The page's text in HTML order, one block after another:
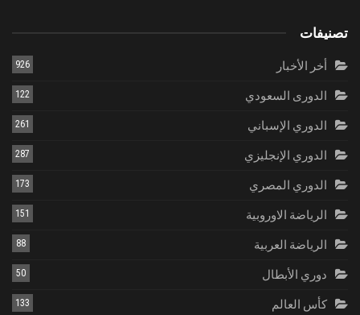
تصنيفات
أخر الأخبار 926
الدورى السعودي 122
الدوري الإسباني 261
الدوري الإنجليزي 287
الدوري المصري 173
الرياضة الاوروبية 151
الرياضة العربية 88
دوري الأبطال 50
كأس العالم 133